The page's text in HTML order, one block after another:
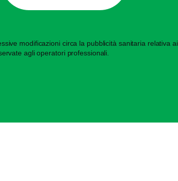
modificazioni circa la pubblicità sanitaria relativa
agli operatori professionali.